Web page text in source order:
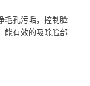
毛孔污垢，控制脸
能有效的吸除脸部